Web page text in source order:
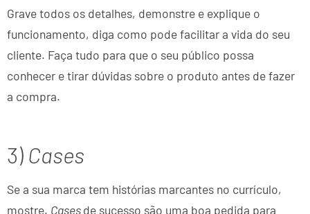
Grave todos os detalhes, demonstre e explique o
funcionamento, diga como pode facilitar a vida do seu
cliente. Faça tudo para que o seu público possa
conhecer e tirar dúvidas sobre o produto antes de fazer
a compra.
3) Cases
Se a sua marca tem histórias marcantes no currículo,
mostre. Casesde sucesso são uma boa pedida para